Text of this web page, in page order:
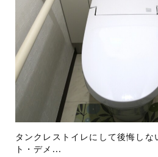
タンクレストイレにして後悔しな
ト・デメ...